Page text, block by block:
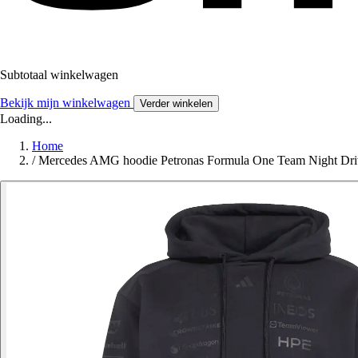
Subtotaal winkelwagen
Bekijk mijn winkelwagen Verder winkelen
Loading...
Home
/ Mercedes AMG hoodie Petronas Formula One Team Night